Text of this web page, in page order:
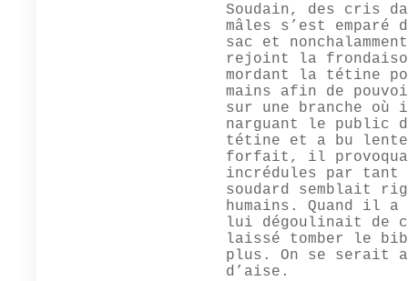
Soudain, des cris
mâles s’est emparé
sac et
rejoint la
mordant la tétine
mains afin de
sur une branche
narguant le public
tétine et a bu
forfait, il
incrédules par tant
soudard semblait
humains. Quand
lui dégoulinait de
laissé tomber le
plus. On se serait
d’aise.